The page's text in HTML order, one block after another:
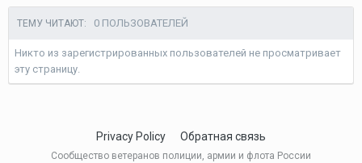
ТЕМУ ЧИТАЮТ: 0 ПОЛЬЗОВАТЕЛЕЙ
Никто из зарегистрированных пользователей не просматривает
эту страницу.
Privacy Policy Обратная связь
Сообщество ветеранов полиции, армии и флота России